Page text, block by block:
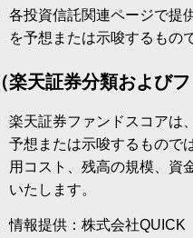
各投資信託関連ページで提
を予想または示唆するもの
（楽天証券分類および
楽天証券ファンドスコアは
予想または示唆するもので
用コスト、残高の規模、資
いたします。
情報提供：株式会社QUICK